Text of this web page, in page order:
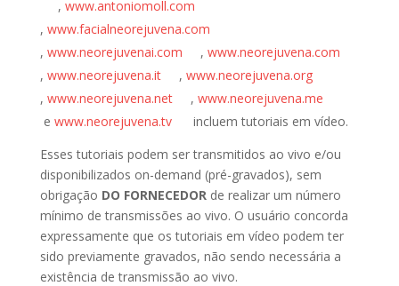
, www.antoniomoll.com
, www.facialneorejuvena.com
, www.neorejuvenai.com , www.neorejuvena.com
, www.neorejuvena.it , www.neorejuvena.org
, www.neorejuvena.net , www.neorejuvena.me
e www.neorejuvena.tv
incluem tutoriais em vídeo.
Esses tutoriais podem ser transmitidos ao vivo e/ou
disponibilizados on-demand (pré-gravados), sem
obrigação DO FORNECEDOR de realizar um número
mínimo de transmissões ao vivo. O usuário concorda
expressamente que os tutoriais em vídeo podem ter
sido previamente gravados, não sendo necessária a
existência de transmissão ao vivo.